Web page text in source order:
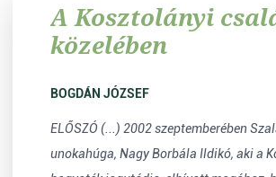
A Kosztolányi
közelében
BOGDÁN JÓZSEF
ELŐSZÓ (...) 2002 szeptemberében
unokahúga, Nagy Borbála Ildikó, aki a